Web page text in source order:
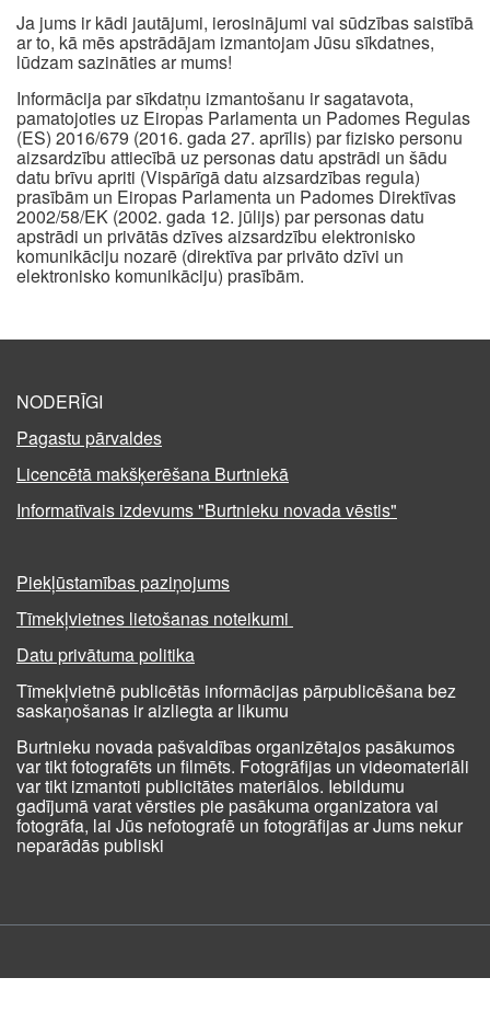
Ja jums ir kādi jautājumi, ierosinājumi vai sūdzības saistībā
ar to, kā mēs apstrādājam izmantojam Jūsu sīkdatnes,
lūdzam sazināties ar mums!
Informācija par sīkdatņu izmantošanu ir sagatavota,
pamatojoties uz Eiropas Parlamenta un Padomes Regulas
(ES) 2016/679 (2016. gada 27. aprīlis) par fizisko personu
aizsardzību attiecībā uz personas datu apstrādi un šādu
datu brīvu apriti (Vispārīgā datu aizsardzības regula)
prasībām un Eiropas Parlamenta un Padomes Direktīvas
2002/58/EK (2002. gada 12. jūlijs) par personas datu
apstrādi un privātās dzīves aizsardzību elektronisko
komunikāciju nozarē (direktīva par privāto dzīvi un
elektronisko komunikāciju) prasībām.
NODERĪGI
Pagastu pārvaldes
Licencētā makšķerēšana Burtniekā
Informatīvais izdevums "Burtnieku novada vēstis"
Piekļūstamības paziņojums
Tīmekļvietnes lietošanas noteikumi
Datu privātuma politika
Tīmekļvietnē publicētās informācijas pārpublicēšana bez
saskaņošanas ir aizliegta ar likumu
Burtnieku novada pašvaldības organizētajos pasākumos
var tikt fotografēts un filmēts. Fotogrāfijas un videomateriāli
var tikt izmantoti publicitātes materiālos. Iebildumu
gadījumā varat vērsties pie pasākuma organizatora vai
fotogrāfa, lai Jūs nefotografē un fotogrāfijas ar Jums nekur
neparādās publiski